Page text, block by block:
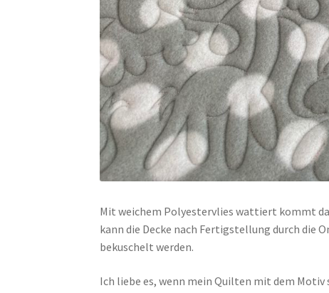
Mit weichem Polyestervlies wattiert kommt
kann die Decke nach Fertigstellung durch die
bekuschelt werden.
Ich liebe es, wenn mein Quilten mit dem